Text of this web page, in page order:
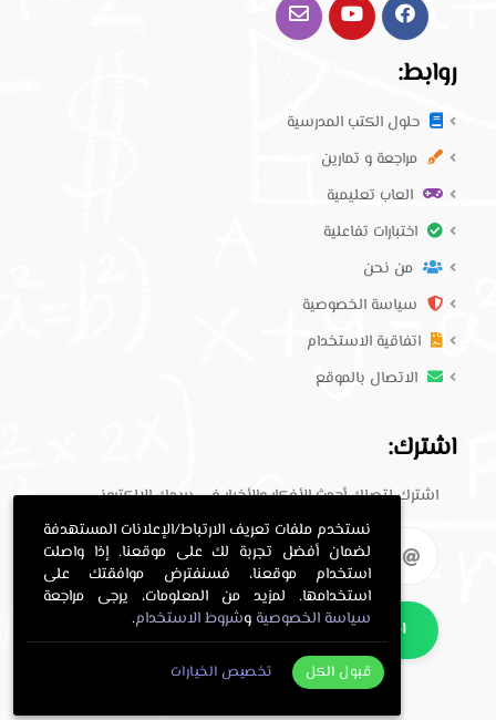
روابط:
حلول الكتب المدرسية
مراجعة و تمارين
العاب تعليمية
اختبارات تفاعلية
من نحن
سياسة الخصوصية
اتفاقية الاستخدام
الاتصال بالموقع
اشترك:
اشترك لتصلك أحدث الأفكار والأخبار في بريدك الإلكتروني.
اشترك
نستخدم ملفات تعريف الارتباط/الإعلانات المستهدفة
لضمان أفضل تجربة لك على موقعنا. إذا واصلت
استخدام موقعنا، فسنفترض موافقتك على
استخدامها. لمزيد من المعلومات، يرجى مراجعة
سياسة الخصوصية وشروط الاستخدام.
قبول الكل تخصيص الخيارات